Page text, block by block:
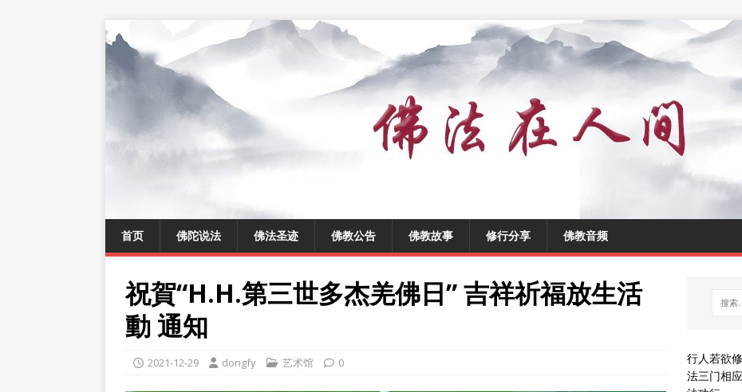
首页 佛陀说法 佛法圣迹 佛教公告 佛教故事 修行分享 佛教音频
祝賀“H.H.第三世多杰羌佛日” 吉祥祈福放生活
動 通知
2021-12-29 dongfy 艺术馆 0
行人若欲
法三门相